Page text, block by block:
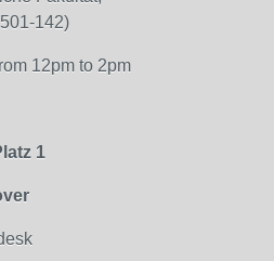
142)
12pm to 2pm
1